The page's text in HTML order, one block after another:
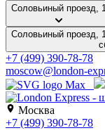
+7 (499) 390-78-78
moscow@london-
Москва
+7 (499) 390-78-78